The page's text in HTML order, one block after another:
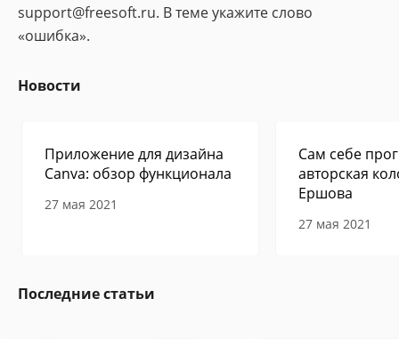
support@freesoft.ru. В теме укажите слово
«ошибка».
Новости
Приложение для дизайна
Canva: обзор функционала
27 мая 2021
Сам себе
авторская
Ершова
27 мая 2021
Последние статьи